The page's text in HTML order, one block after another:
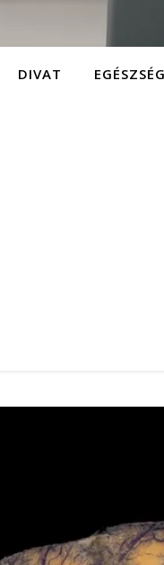
DIVAT EGÉSZSÉG